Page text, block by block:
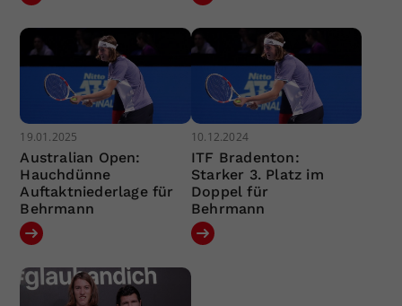
19.01.2025
Australian Open:
Hauchdünne
Auftaktniederlage für
Behrmann
10.12.2024
ITF Bradenton:
Starker 3. Platz im
Doppel für
Behrmann